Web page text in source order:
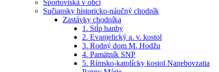
Športoviská v obci
Sučiansky historicko-náučný chodník
Zastávky chodníka
1. Stĺp hanby
2. Evanjelický a. v. kostol
3. Rodný dom M. Hodžu
4. Pamätník SNP
5. Rímsko-katolícky kostol Nanebovzatia